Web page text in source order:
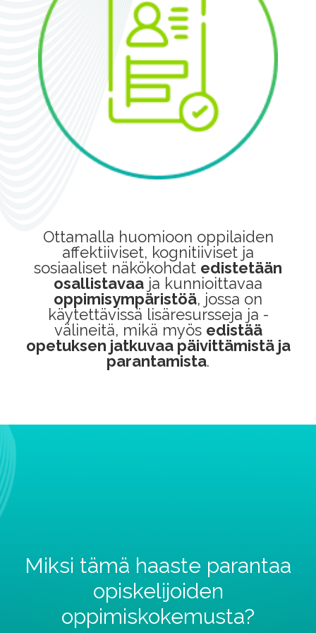
Ottamalla huomioon oppilaiden
affektiiviset, kognitiiviset ja
sosiaaliset näkökohdat edistetään
osallistavaa ja kunnioittavaa
oppimisympäristöä, jossa on
käytettävissä lisäresursseja ja -
välineitä, mikä myös edistää
opetuksen jatkuvaa päivittämistä ja
parantamista.
Miksi tämä haaste parantaa
opiskelijoiden
oppimiskokemusta?